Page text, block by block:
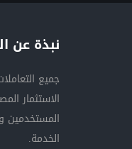
نبذة عن
جميع
المستخدمين
الخدمة.